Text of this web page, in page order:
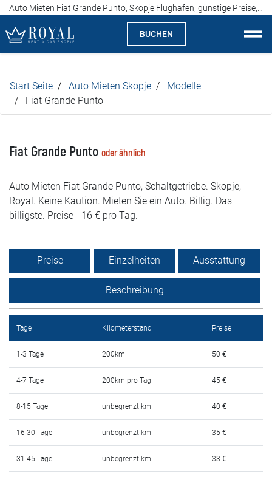
BUCHEN
Über uns
Spezialitäten
Standorte
Auto Mieten
Preise
Mietbedingungen
Haufig gestellte fragen
Blog
Kontakt
MАКЕДОНСКИ
ENGLISH
DEUTSCH
Start Seite Auto Mieten Skopje
Modelle
Fiat Grande Punto
Fiat Grande Punto oder ähnlich
Auto Mieten Fiat Grande Punto, Schaltgetriebe. Skopje,
Royal. Keine Kaution. Mieten Sie ein Auto. Billig. Das
billigste. Preise - 16 € pro Tag.
Preise Einzelheiten Ausstattung
Beschreibung
Tage Kilometerstand Preise
1-3 Tage 200km 50 €
4-7 Tage 200km pro Tag 45 €
8-15 Tage unbegrenzt km 40 €
16-30 Tage unbegrenzt km 35 €
31-45 Tage unbegrenzt km 33 €